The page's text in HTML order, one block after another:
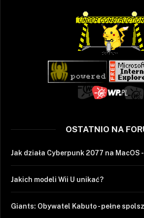
OSTATNIO NA
Jak działa Cyberpunk 2077 na MacOS
Jakich modeli Wii U unikać?
Giants: Obywatel Kabuto - pełne